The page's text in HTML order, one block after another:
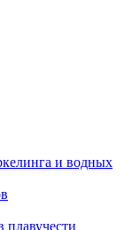
и водных
плавучести